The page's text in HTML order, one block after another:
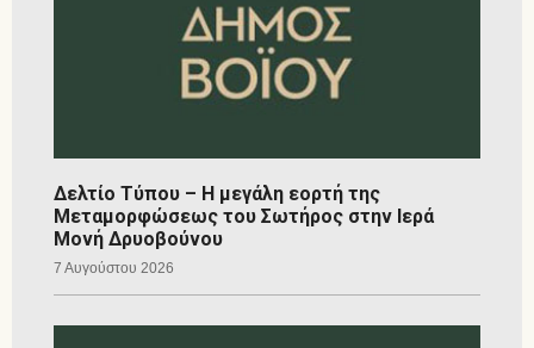
Δελτίο Τύπου – Η μεγάλη εορτή της
Μεταμορφώσεως του Σωτήρος στην Ιερά
Μονή Δρυοβούνου
7 Αυγούστου 2026